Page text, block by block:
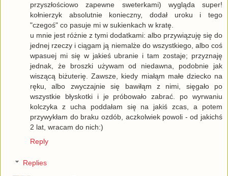
przyszłościowo zapewne sweterkami) wygląda super!
kołnierzyk absolutnie konieczny, dodał uroku i tego
"czegoś" co pasuje mi w sukienkach w kratę.
u mnie jest różnie z tymi dodatkami: albo przywiązuję się do
jednej rzeczy i ciągam ją niemalże do wszystkiego, albo coś
wpasuej mi się w jakieś ubranie i tam zostaje; przyznaję
jednak, że broszki używam od niedawna, podobnie jak
wiszącą biżuterię. Zawsze, kiedy miałąm małe dziecko na
ręku, albo zwyczajnie się bawiłąm z nimi, sięgało po
wszystkie błyskotki i je próbowało zabrać. po wyrwaniu
kolczyka z ucha poddałam się na jakiś zcas, a potem
przywykłam do braku ozdób, aczkolwiek powoli - od jakichś
2 lat, wracam do nich:)
Reply
Replies